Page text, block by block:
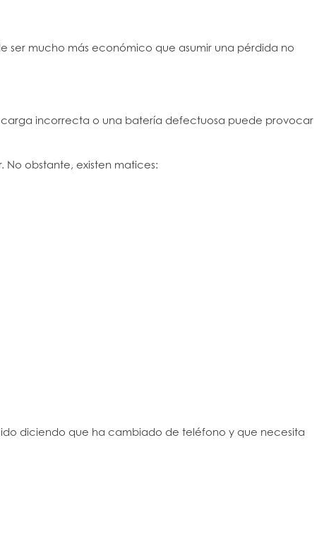
ser mucho más económico que asumir una pérdida no
carga incorrecta o una batería defectuosa puede provocar
obstante, existen matices:
diciendo que ha cambiado de teléfono y que necesita